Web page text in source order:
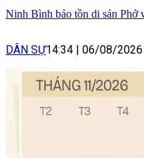
Ninh Bình bảo tồn di sản Phở
DÂN SỰ14:34 | 06/08/2026